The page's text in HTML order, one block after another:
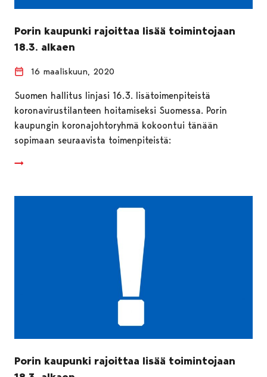
Porin kaupunki rajoittaa lisää toimintojaan
18.3. alkaen
16 maaliskuun, 2020
Suomen hallitus linjasi 16.3. lisätoimenpiteistä
koronavirustilanteen hoitamiseksi Suomessa. Porin
kaupungin koronajohtoryhmä kokoontui tänään
sopimaan seuraavista toimenpiteistä:
Porin kaupunki rajoittaa lisää toimintojaan